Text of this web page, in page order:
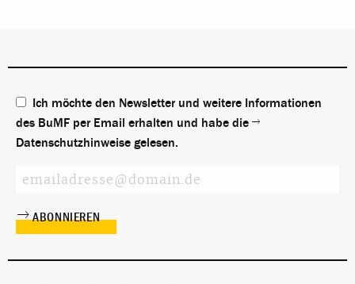
Ich möchte den Newsletter und weitere Informationen
des BuMF per Email erhalten und habe die
Datenschutzhinweise gelesen.